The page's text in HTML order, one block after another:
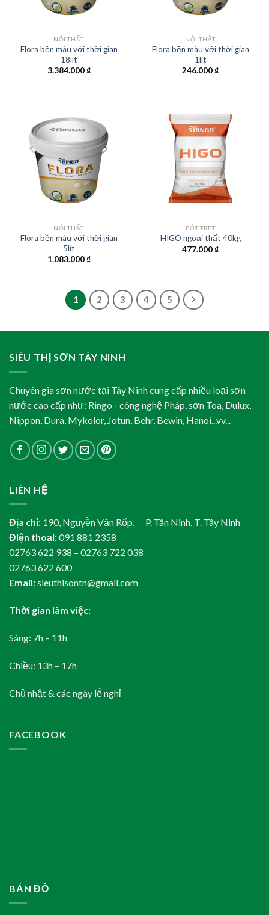
NỘI THẤT
Flora bền màu với thời gian
18lít
3.384.000₫
NỘI THẤT
Flora bền màu với thời gian
1lít
246.000₫
NỘI THẤT
Flora bền màu với thời gian
5lít
1.083.000₫
BỘT TRÉT
HIGO ngoại thất 40kg
477.000₫
1 2 3 4 5
SIÊU THỊ SƠN TÂY NINH
Chuyên gia sơn nước tại Tây Ninh cung cấp nhiều loại sơn
nước cao cấp như: Ringo - công nghệ Pháp, sơn Toa, Dulux,
Nippon, Dura, Mykolor, Jotun, Behr, Bewin, Hanoi...vv...
LIÊN HỆ
Địa chỉ: 190, Nguyễn Văn Rốp, P. Tân Ninh, T. Tây Ninh
Điện thoại:091 881 2358
02763 622 938 – 02763 722 038
02763 622 600
Email:sieuthisontn@gmail.com
Thời gian làm việc:
Sáng: 7h – 11h
Chiều: 13h – 17h
Chủ nhật & các ngày lễ nghỉ
FACEBOOK
BẢN ĐỒ